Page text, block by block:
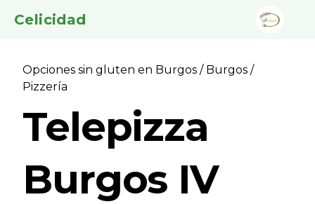
Celicidad
Opciones sin gluten en Burgos / Burgos /
Pizzerí­a
Telepizza
Burgos IV